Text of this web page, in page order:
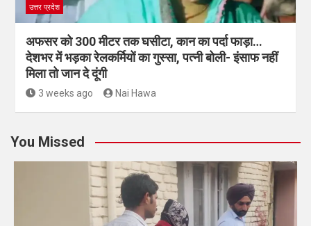
उत्तर प्रदेश
अफसर को 300 मीटर तक घसीटा, कान का पर्दा फाड़ा…
देशभर में भड़का रेलकर्मियों का गुस्सा, पत्नी बोली- इंसाफ नहीं
मिला तो जान दे दूंगी
3 weeks ago Nai Hawa
You Missed